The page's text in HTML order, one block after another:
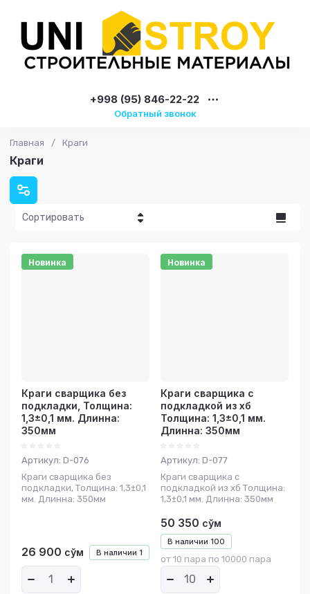
+998 (95) 846-22-22
Обратный звонок
Главная / Краги
Краги
Сортировать
Цена -
Новинка
Краги сварщика без
подкладки, Толщина:
1,3±0,1 мм. Длинна:
350мм
Артикул: D-076
Краги сварщика без
подкладки, Толщина: 1,3±0,1
мм. Длинна: 350мм
В наличии 1
26 900 сўм
Новинка
Краги сварщика с
подкладкой из хб
Толщина: 1,3±0,1 мм.
Длинна: 350мм
Артикул: D-077
Краги сварщика с
подкладкой из хб Толщина:
1,3±0,1 мм. Длинна: 350мм
В наличии 100
50 350 сўм
от 10 пара по 10000 пара